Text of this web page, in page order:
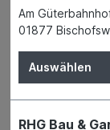
Stein
Am
01877
Auswählen
RHG Bau &